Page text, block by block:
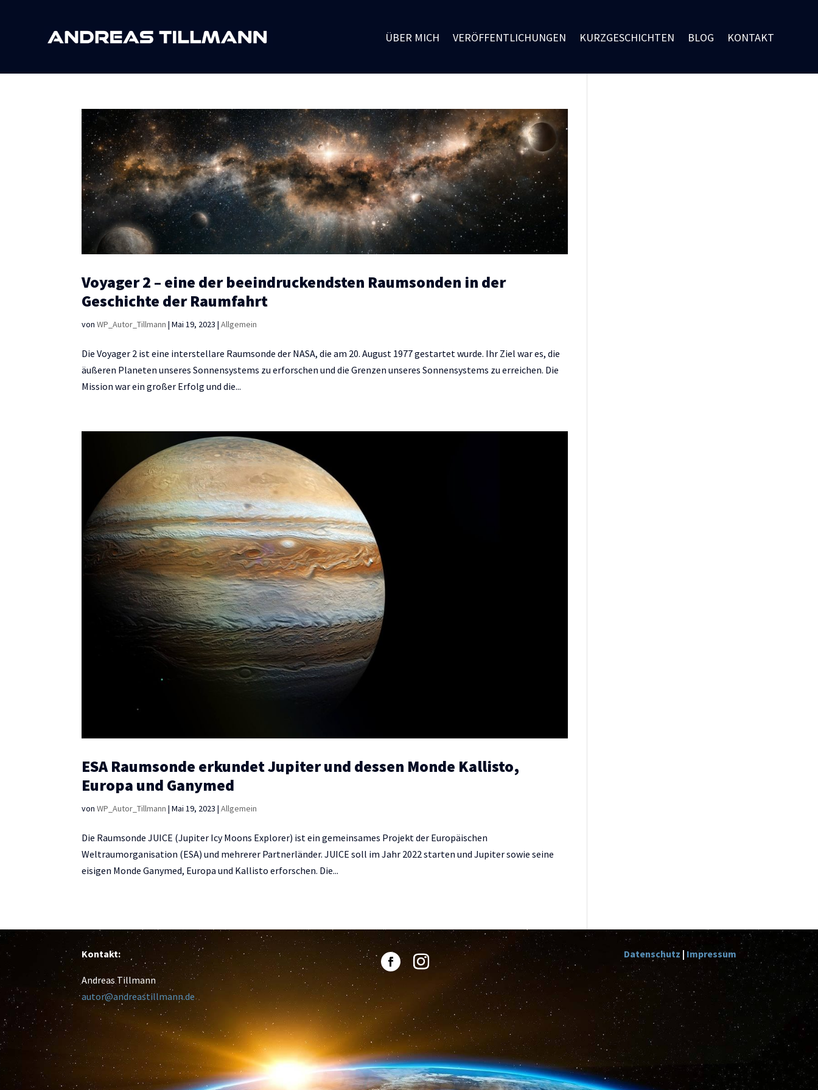
ÜBER MICH VERÖFFENTLICHUNGEN KURZGESCHICHTEN BLOG KONTAKT
Voyager 2 – eine der beeindruckendsten Raumsonden in der
Geschichte der Raumfahrt
vonWP_Autor_Tillmann |Mai 19, 2023 |Allgemein
Die Voyager 2 ist eine interstellare Raumsonde der NASA, die am 20. August 1977 gestartet wurde. Ihr Ziel war es, die
äußeren Planeten unseres Sonnensystems zu erforschen und die Grenzen unseres Sonnensystems zu erreichen. Die
Mission war ein großer Erfolg und die...
ESA Raumsonde erkundet Jupiter und dessen Monde Kallisto,
Europa und Ganymed
vonWP_Autor_Tillmann |Mai 19, 2023 |Allgemein
Die Raumsonde JUICE (Jupiter Icy Moons Explorer) ist ein gemeinsames Projekt der Europäischen
Weltraumorganisation (ESA) und mehrerer Partnerländer. JUICE soll im Jahr 2022 starten und Jupiter sowie seine
eisigen Monde Ganymed, Europa und Kallisto erforschen. Die...
Kontakt:
Andreas Tillmann
autor@andreastillmann.de
Datenschutz | Impressum